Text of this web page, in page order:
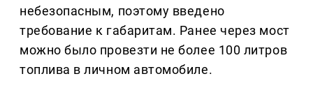
небезопасным, поэтому введено
требование к габаритам. Ранее через мост
можно было провезти не более 100 литров
топлива в личном автомобиле.